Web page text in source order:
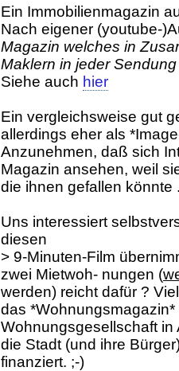
Ein Immobilienmagazin
Nach eigener (youtube-
Magazin welches in
Maklern in jeder
Siehe auch hier
Ein vergleichsweise gut
allerdings eher als
Anzunehmen, daß sich
Magazin ansehen, weil
die ihnen gefallen könnte
Uns interessiert
diesen
> 9-Minuten-Film
zwei Mietwoh- nungen (
werden) reicht dafür ?
das
Wohnungsgesellschaft in
die Stadt (und ihre
finanziert. ;-)